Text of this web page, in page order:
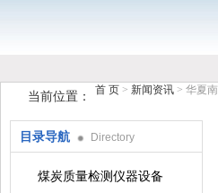
当前位置： 首 页 > 新闻资讯 > 华夏
目录导航 Directory
煤炭质量检测仪器设备